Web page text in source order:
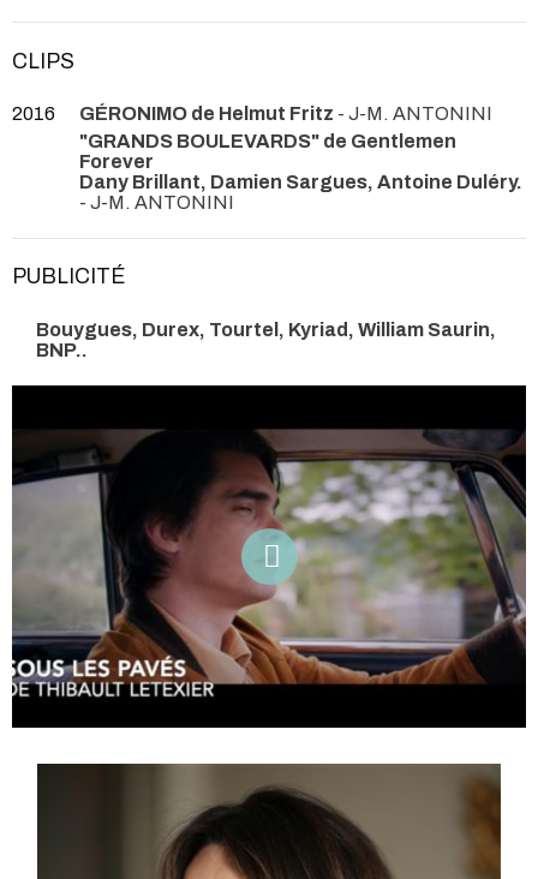
CLIPS
2016 GÉRONIMO de Helmut Fritz - J-M. ANTONINI
"GRANDS BOULEVARDS" de Gentlemen
Forever
Dany Brillant, Damien Sargues, Antoine Duléry.
- J-M. ANTONINI
PUBLICITÉ
Bouygues, Durex, Tourtel, Kyriad, William Saurin,
BNP..